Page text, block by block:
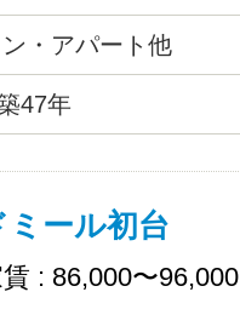
・アパート他
47年
ミール初台
: 86,000〜